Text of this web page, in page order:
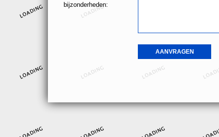
bijzonderheden: